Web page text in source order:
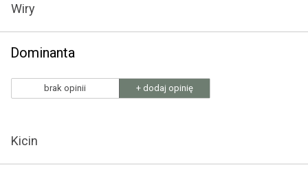
Wiry
Dominanta
brak opinii + dodaj opinię
Kicin